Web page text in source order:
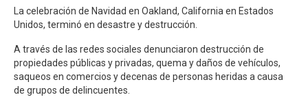
La celebración de Navidad en Oakland, California en Estados
Unidos, terminó en desastre y destrucción.
A través de las redes sociales denunciaron destrucción de
propiedades públicas y privadas, quema y daños de vehículos,
saqueos en comercios y decenas de personas heridas a causa
de grupos de delincuentes.